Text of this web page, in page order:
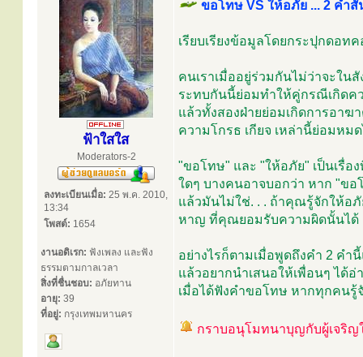
ฟ้าใสใส
Moderators-2
ลงทะเบียนเมื่อ: 25 พ.ค. 2010,
13:34
โพสต์: 1654
งานอดิเรก: ฟังเพลง และฟัง
ธรรมตามกาลเวลา
สิ่งที่ชื่นชอบ: อภัยทาน
อายุ: 39
ที่อยู่: กรุงเทพมหานคร
ขอโทษ VS ให้อภัย ... 2 คำ
เรียบเรียงข้อมูลโดยกระปุกดอท
คนเราเมื่ออยู่ร่วมกันไม่ว่าจะใ
ระทบกันนี้ย่อมทำให้คู่กรณีเกิดค
แล้วทั้งสองฝ่ายย่อมเกิดการอา
ความโกรธ เกียจ เหล่านี้ย่อมหม
"ขอโทษ" และ "ให้อภัย" เป็นเรื่อ
ใดๆ บางคนอาจบอกว่า หาก "ขอ
แล้วมันไม่ใช่. . . ถ้าคุณรู้จักให้อ
หาญ ที่คุณยอมรับความผิดนั้นได้
อย่างไรก็ตามเมื่อพูดถึงคำ 2 ค
แล้วอยากนำเสนอให้เพื่อนๆ ได้
เมื่อได้ฟังคำขอโทษ หากทุกคนรู้
กราบอนุโมทนาบุญกับผู้เจริ